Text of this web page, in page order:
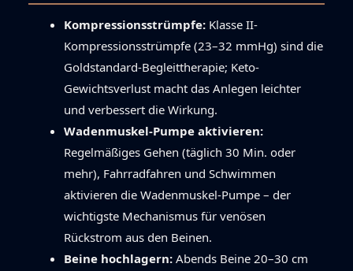
Kompressionsstrümpfe: Klasse II-
Kompressionsstrümpfe (23–32 mmHg) sind die
Goldstandard-Begleittherapie; Keto-
Gewichtsverlust macht das Anlegen leichter
und verbessert die Wirkung.
Wadenmuskel-Pumpe aktivieren:
Regelmäßiges Gehen (täglich 30 Min. oder
mehr), Fahrradfahren und Schwimmen
aktivieren die Wadenmuskel-Pumpe – der
wichtigste Mechanismus für venösen
Rückstrom aus den Beinen.
Beine hochlagern: Abends Beine 20–30 cm